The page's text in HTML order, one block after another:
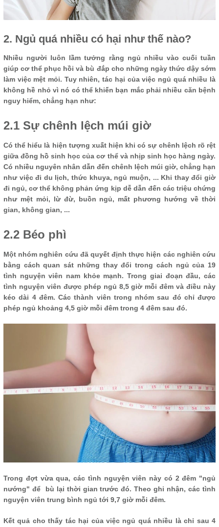
2. Ngủ quá nhiều có hại như thế nào?
Nhiều người luôn lầm tưởng rằng ngủ nhiều vào cuối tuần
giúp cơ thể phục hồi và bù đắp cho những ngày thức dậy sớm
làm việc mệt mỏi. Tuy nhiên, tác hại của việc ngủ quá nhiều là
không hề nhỏ vì nó có thể khiến bạn mắc phải nhiều căn bệnh
nguy hiểm, chẳng hạn như:
2.1 Sự chênh lệch múi giờ
Có thể hiểu là hiện tượng xuất hiện khi có sự chênh lệch rõ rệt
giữa đồng hồ sinh học của cơ thể và nhịp sinh học hàng ngày.
Có nhiều nguyên nhân dẫn đến chênh lệch múi giờ, chẳng hạn
như việc đi du lịch, thức khuya, ngủ muộn, ... Khi thay đổi giờ
đi ngủ, cơ thể không phản ứng kịp dễ dẫn đến các triệu chứng
như mệt mỏi, lừ đừ, buồn ngủ, mất phương hướng về thời
gian, không gian, ...
2.2 Béo phì
Một nhóm nghiên cứu đã quyết định thực hiện các nghiên cứu
bằng cách quan sát những thay đổi trong cách ngủ của 19
tình nguyện viên nam khỏe mạnh. Trong giai đoạn đầu, các
tình nguyện viên được phép ngủ 8,5 giờ mỗi đêm và điều này
kéo dài 4 đêm. Các thành viên trong nhóm sau đó chỉ được
phép ngủ khoảng 4,5 giờ mỗi đêm trong 4 đêm sau đó.
Trong đợt vừa qua, các tình nguyện viên này có 2 đêm "ngủ
nướng" để bù lại thời gian trước đó. Theo ghi nhận, các tình
nguyện viên trung bình ngủ tới 9,7 giờ mỗi đêm.
Kết quả cho thấy tác hại của việc ngủ quá nhiều là chỉ sau 4